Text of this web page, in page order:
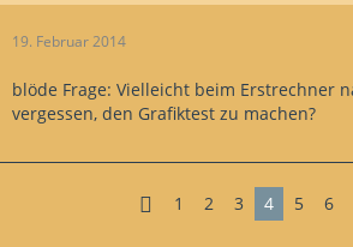
19. Februar 2014
blöde Frage: Vielleicht beim Erstrechner
vergessen, den Grafiktest zu machen?
1 2 3 4 5 6